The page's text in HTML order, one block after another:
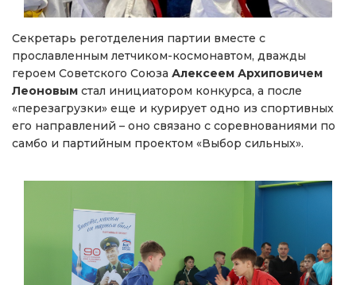
Секретарь реготделения партии вместе с
прославленным летчиком-космонавтом, дважды
героем Советского Союза Алексеем Архиповичем
Леоновым стал инициатором конкурса, а после
«перезагрузки» еще и курирует одно из спортивных
его направлений – оно связано с соревнованиями по
самбо и партийным проектом «Выбор сильных».